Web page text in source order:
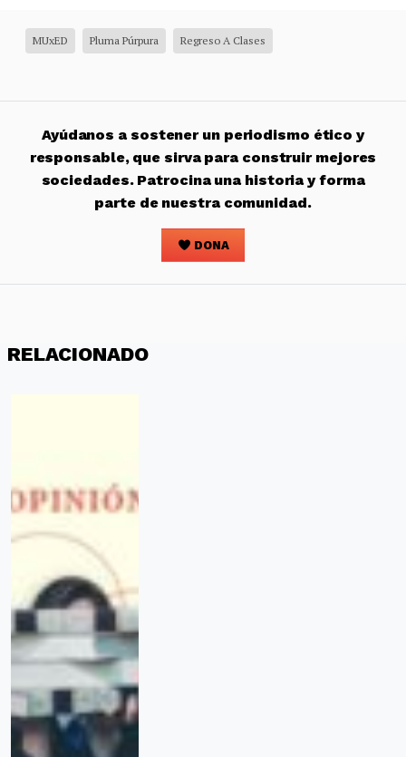
MUxED Pluma Púrpura Regreso A Clases
Ayúdanos a sostener un periodismo ético y
responsable, que sirva para construir mejores
sociedades. Patrocina una historia y forma
parte de nuestra comunidad.
DONA
RELACIONADO